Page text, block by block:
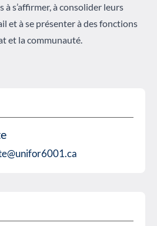
à s’affirmer, à consolider leurs
et à se présenter à des fonctions
et la communauté.